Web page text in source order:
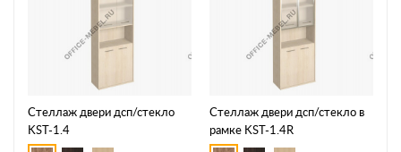
Стеллаж двери дсп/стекло
KST-1.4
Стеллаж двери дсп/стекло в
рамке KST-1.4R